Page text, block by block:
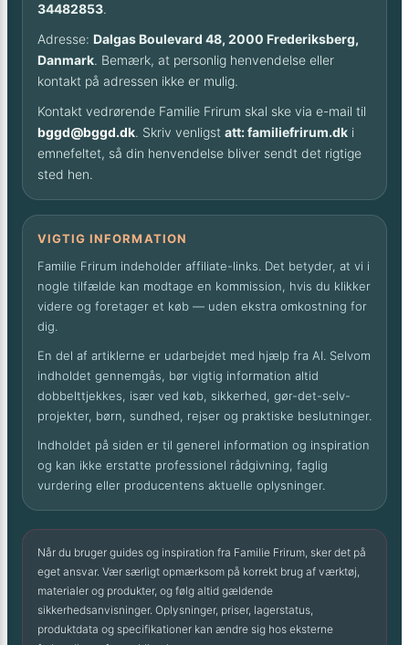
34482853.
Adresse: Dalgas Boulevard 48, 2000 Frederiksberg,
Danmark. Bemærk, at personlig henvendelse eller
kontakt på adressen ikke er mulig.
Kontakt vedrørende Familie Frirum skal ske via e-mail til
bggd@bggd.dk. Skriv venligst att: familiefrirum.dk i
emnefeltet, så din henvendelse bliver sendt det rigtige
sted hen.
VIGTIG INFORMATION
Familie Frirum indeholder affiliate-links. Det betyder, at vi i
nogle tilfælde kan modtage en kommission, hvis du klikker
videre og foretager et køb — uden ekstra omkostning for
dig.
En del af artiklerne er udarbejdet med hjælp fra AI. Selvom
indholdet gennemgås, bør vigtig information altid
dobbelttjekkes, især ved køb, sikkerhed, gør-det-selv-
projekter, børn, sundhed, rejser og praktiske beslutninger.
Indholdet på siden er til generel information og inspiration
og kan ikke erstatte professionel rådgivning, faglig
vurdering eller producentens aktuelle oplysninger.
Når du bruger guides og inspiration fra Familie Frirum, sker det på
eget ansvar. Vær særligt opmærksom på korrekt brug af værktøj,
materialer og produkter, og følg altid gældende
sikkerhedsanvisninger. Oplysninger, priser, lagerstatus,
produktdata og specifikationer kan ændre sig hos eksterne